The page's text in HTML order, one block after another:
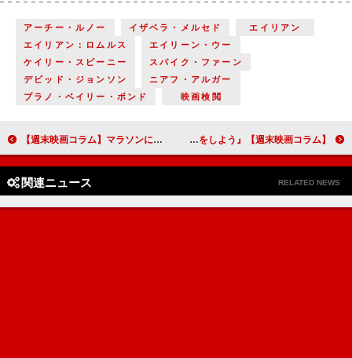
アーチー・ルノー イザベラ・メルセド
エイリアン
エイリアン：ロムルス
エイリーン・ウー
ケイリー・スピーニー
スパイク・ファーン
デビッド・ジョンソン
ニアフ・アルガー
プラノ・ベイリー・ボンド
映画検閲
【週末映画コラム】マラソンに挑む選手と監督の姿を実話に基づいて描いた『ボストン１９４７』 【週末映画コラム】どちらもだまされる楽しさが味わえる『ヒットマン』／『スオミの話をしよう』
関連ニュース RELATED NEWS